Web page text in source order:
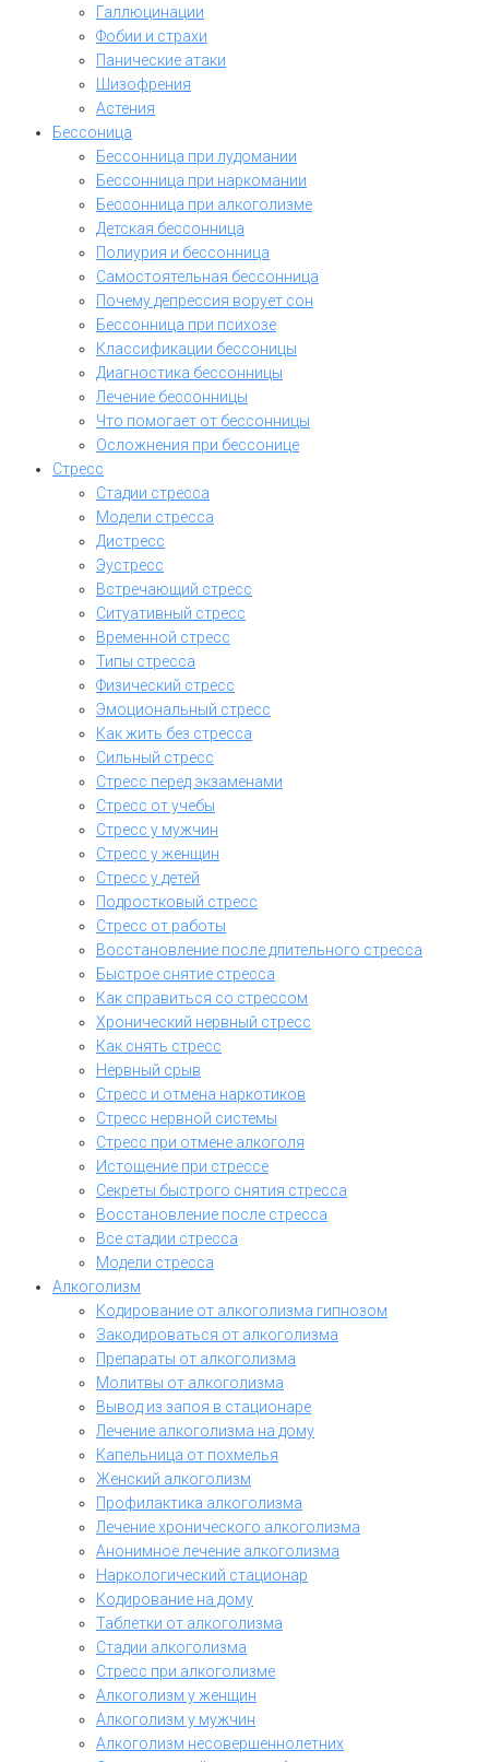
Галлюцинации
Фобии и страхи
Панические атаки
Шизофрения
Астения
Бессоница
Бессонница при лудомании
Бессонница при наркомании
Бессонница при алкоголизме
Детская бессонница
Полиурия и бессонница
Самостоятельная бессонница
Почему депрессия ворует сон
Бессонница при психозе
Классификации бессоницы
Диагностика бессонницы
Лечение бессонницы
Что помогает от бессонницы
Осложнения при бессонице
Стресс
Стадии стресса
Модели стресса
Дистресс
Эустресс
Встречающий стресс
Ситуативный стресс
Временной стресс
Типы стресса
Физический стресс
Эмоциональный стресс
Как жить без стресса
Сильный стресс
Стресс перед экзаменами
Стресс от учебы
Стресс у мужчин
Стресс у женщин
Стресс у детей
Подростковый стресс
Стресс от работы
Восстановление после длительного стресса
Быстрое снятие стресса
Как справиться со стрессом
Хронический нервный стресс
Как снять стресс
Нервный срыв
Стресс и отмена наркотиков
Стресс нервной системы
Стресс при отмене алкоголя
Истощение при стрессе
Секреты быстрого снятия стресса
Восстановление после стресса
Все стадии стресса
Модели стресса
Алкоголизм
Кодирование от алкоголизма гипнозом
Закодироваться от алкоголизма
Препараты от алкоголизма
Молитвы от алкоголизма
Вывод из запоя в стационаре
Лечение алкоголизма на дому
Капельница от похмелья
Женский алкоголизм
Профилактика алкоголизма
Лечение хронического алкоголизма
Анонимное лечение алкоголизма
Наркологический стационар
Кодирование на дому
Таблетки от алкоголизма
Стадии алкоголизма
Стресс при алкоголизме
Алкоголизм у женщин
Алкоголизм у мужчин
Алкоголизм несовершеннолетних